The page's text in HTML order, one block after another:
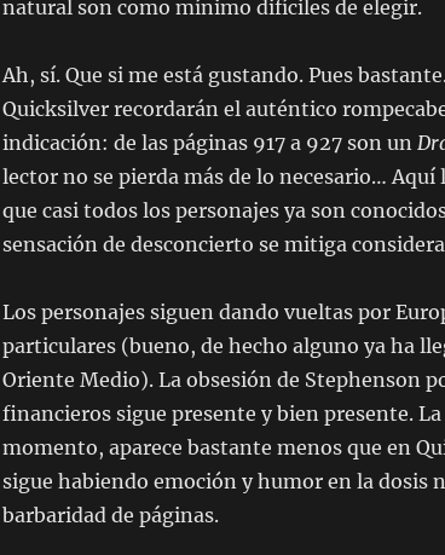
natural son como mínimo difíciles de elegir.
Ah, sí. Que si me está gustando. Pues
Quicksilver recordarán el auténtico
indicación: de las páginas 917 a 927 son un
lector no se pierda más de lo necesario… Aquí
que casi todos los personajes ya son
sensación de desconcierto se mitiga
Los personajes siguen dando vueltas por
particulares (bueno, de hecho alguno ya ha
Oriente Medio). La obsesión de Stephenson
financieros sigue presente y bien presente.
momento, aparece bastante menos que en
sigue habiendo emoción y humor en la dosis
barbaridad de páginas.